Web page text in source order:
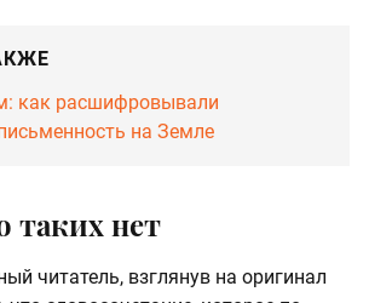
как расшифровывали
на Земле
таких нет
читатель, взглянув на оригинал